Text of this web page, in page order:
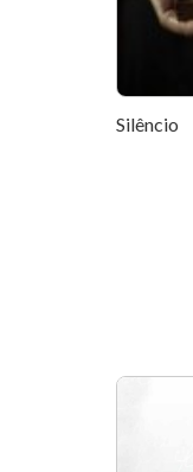
Silêncio